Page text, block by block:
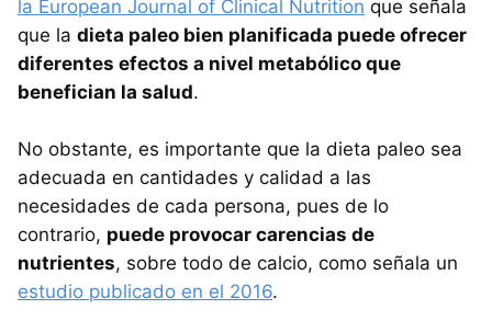
la European Journal of Clinical Nutrition que señala
que la dieta paleo bien planificada puede ofrecer
diferentes efectos a nivel metabólico que
benefician la salud.
No obstante, es importante que la dieta paleo sea
adecuada en cantidades y calidad a las
necesidades de cada persona, pues de lo
contrario, puede provocar carencias de
nutrientes, sobre todo de calcio, como señala un
estudio publicado en el 2016.